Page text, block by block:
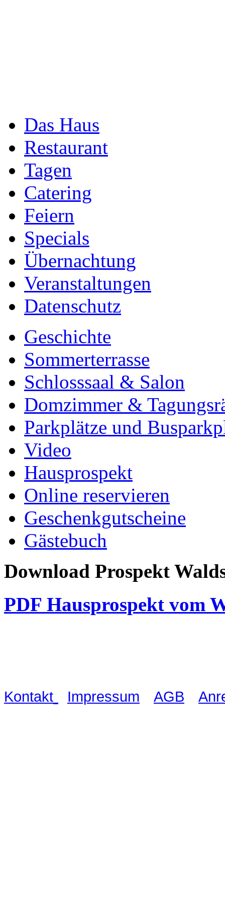
Das Haus
Restaurant
Tagen
Catering
Feiern
Specials
Übernachtung
Veranstaltungen
Datenschutz
Geschichte
Sommerterrasse
Schlosssaal & Salon
Domzimmer &
Parkplätze und
Video
Hausprospekt
Online reservieren
Geschenkgutscheine
Gästebuch
Download Prospekt
PDF Hausprospekt vom
Kontakt Impressum AGB